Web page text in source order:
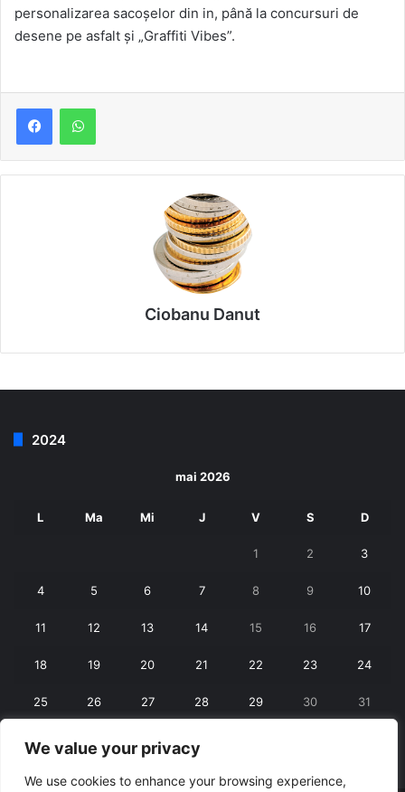
We value your privacy
We use cookies to enhance your browsing experience,
personalizarea sacoșelor din in, până la concursuri de
desene pe asfalt și „Graffiti Vibes”.
Ciobanu Danut
2024
mai 2026
L Ma Mi J V S D
1 2 3
4 5 6 7 8 9 10
11 12 13 14 15 16 17
18 19 20 21 22 23 24
25 26 27 28 29 30 31
« apr. iun. »